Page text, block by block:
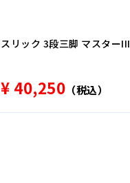
スリック 3段三脚 マスターIII
¥ 40,250 （税込）